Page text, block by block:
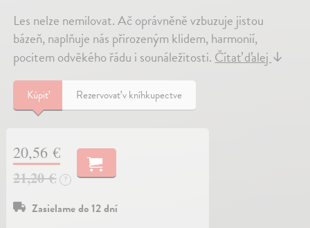
Les nelze nemilovat. Ač oprávněně vzbuzuje jistou
bázeň, naplňuje nás přirozeným klidem, harmonií,
pocitem odvěkého řádu i sounáležitosti.Čítať ďalej↓
Kúpiť Rezervovať v kníhkupectve
20,56 €
21,20 €
?
Zasielame do 12 dní